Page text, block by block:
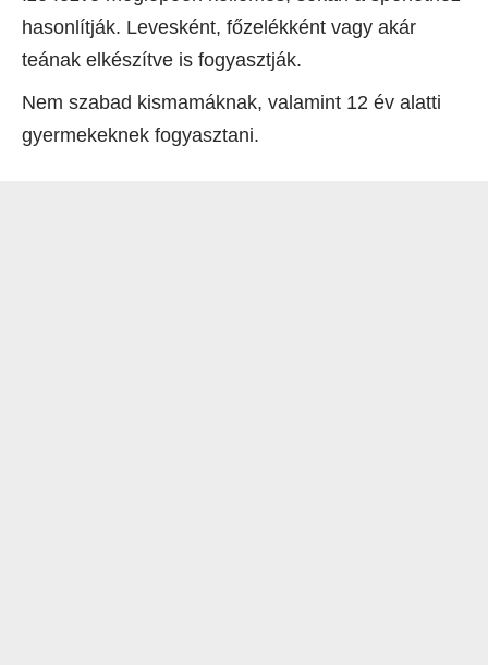
hasonlítják. Levesként, főzelékként vagy akár
teának elkészítve is fogyasztják.
Nem szabad kismamáknak, valamint 12 év alatti
gyermekeknek fogyasztani.